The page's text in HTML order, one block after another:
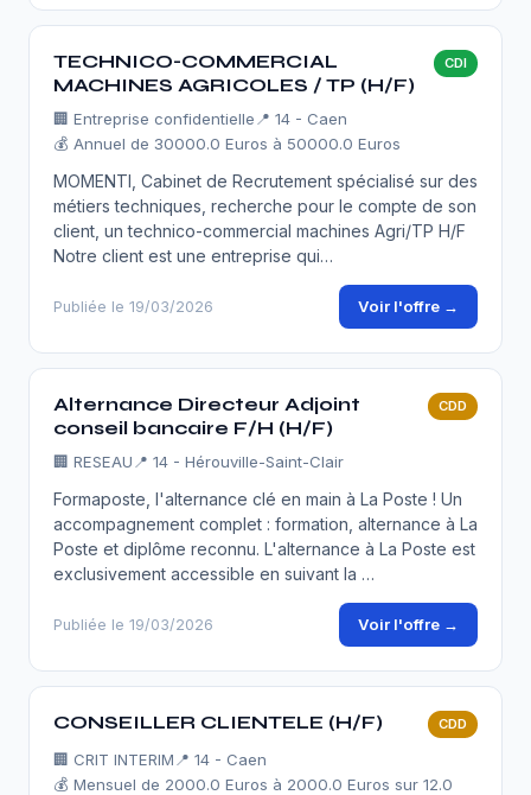
TECHNICO-COMMERCIAL
MACHINES AGRICOLES / TP (H/F)
CDI
🏢 Entreprise confidentielle 📍 14 - Caen
💰 Annuel de 30000.0 Euros à 50000.0 Euros
MOMENTI, Cabinet de Recrutement spécialisé sur des
métiers techniques, recherche pour le compte de son
client, un technico-commercial machines Agri/TP H/F
Notre client est une entreprise qui…
Publiée le 19/03/2026 Voir l'offre →
Alternance Directeur Adjoint
conseil bancaire F/H (H/F)
CDD
🏢 RESEAU 📍 14 - Hérouville-Saint-Clair
Formaposte, l'alternance clé en main à La Poste ! Un
accompagnement complet : formation, alternance à La
Poste et diplôme reconnu. L'alternance à La Poste est
exclusivement accessible en suivant la …
Publiée le 19/03/2026 Voir l'offre →
CONSEILLER CLIENTELE (H/F) CDD
🏢 CRIT INTERIM 📍 14 - Caen
💰 Mensuel de 2000.0 Euros à 2000.0 Euros sur 12.0